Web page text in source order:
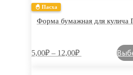
🐣 Пасха
Форма бумажная для кулича
5,00₽ – 12,00₽